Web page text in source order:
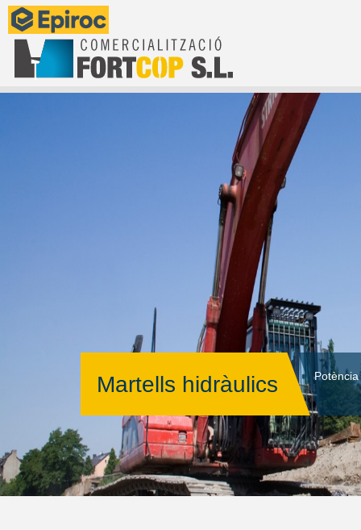
Martells hidràulics